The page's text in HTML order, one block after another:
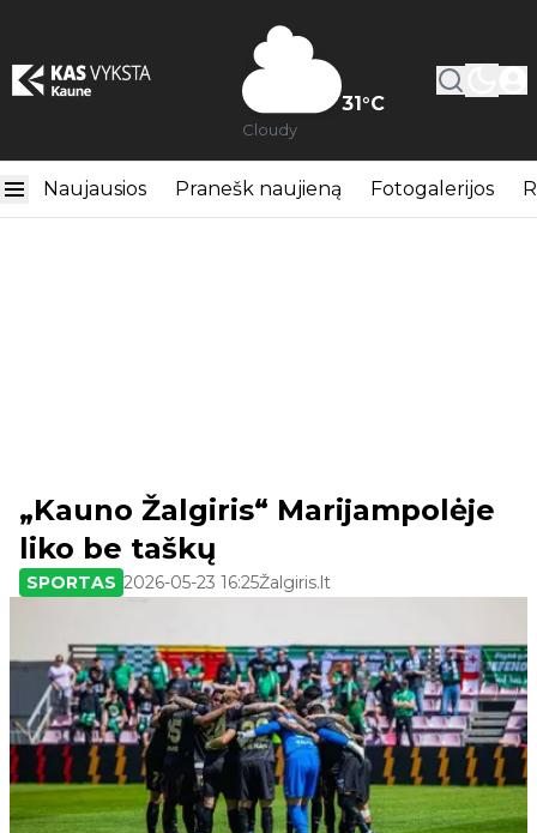
31°C
Cloudy
Naujausios Pranešk naujieną Fotogalerijos
„Kauno Žalgiris“ Marijampolėje
liko be taškų
SPORTAS 2026-05-23 16:25Žalgiris.lt